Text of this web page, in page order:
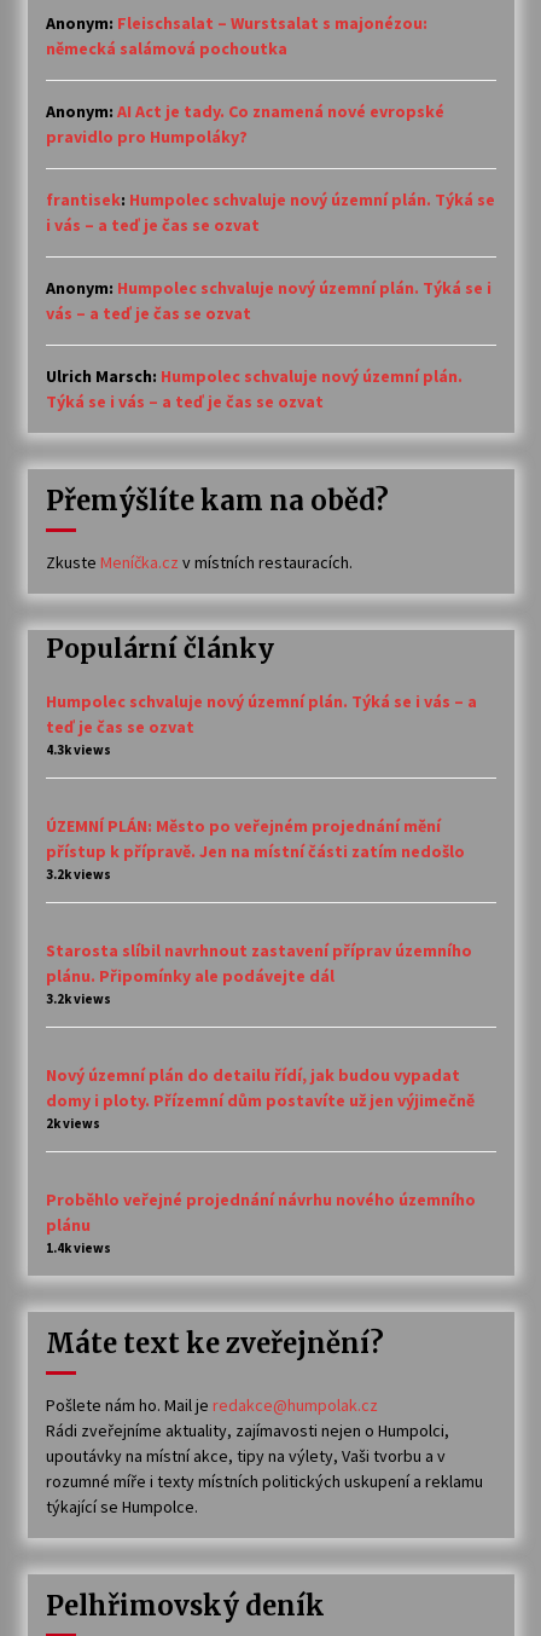
Anonym: Fleischsalat – Wurstsalat s majonézou:
německá salámová pochoutka
Anonym: AI Act je tady. Co znamená nové evropské
pravidlo pro Humpoláky?
frantisek: Humpolec schvaluje nový územní plán. Týká se
i vás – a teď je čas se ozvat
Anonym: Humpolec schvaluje nový územní plán. Týká se i
vás – a teď je čas se ozvat
Ulrich Marsch: Humpolec schvaluje nový územní plán.
Týká se i vás – a teď je čas se ozvat
Přemýšlíte kam na oběd?
Zkuste Meníčka.cz v místních restauracích.
Populární články
Humpolec schvaluje nový územní plán. Týká se i vás – a
teď je čas se ozvat
4.3k views
ÚZEMNÍ PLÁN: Město po veřejném projednání mění
přístup k přípravě. Jen na místní části zatím nedošlo
3.2k views
Starosta slíbil navrhnout zastavení příprav územního
plánu. Připomínky ale podávejte dál
3.2k views
Nový územní plán do detailu řídí, jak budou vypadat
domy i ploty. Přízemní dům postavíte už jen výjimečně
2k views
Proběhlo veřejné projednání návrhu nového územního
plánu
1.4k views
Máte text ke zveřejnění?
Pošlete nám ho. Mail je redakce@humpolak.cz
Rádi zveřejníme aktuality, zajímavosti nejen o Humpolci,
upoutávky na místní akce, tipy na výlety, Vaši tvorbu a v
rozumné míře i texty místních politických uskupení a reklamu
týkající se Humpolce.
Pelhřimovský deník